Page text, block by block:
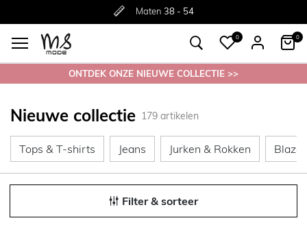
Gratisverzending*
Maten 38 - 54
Gratisretourneren in de winkel
0 0
ONTDEK ONZE NIEUWE COLLECTIE >>
Nieuwe collectie 179 artikelen
Tops & T-shirts Tops & T-shirts
Jeans JeansJurken & Rokken Jurken &
Filter & sorteer